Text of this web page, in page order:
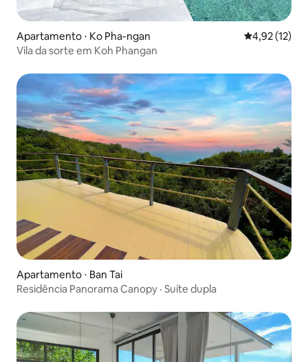
Apartamento ⋅ Ko Pha-ngan 4,92 de uma
4,92 (12)
Vila da sorte em Koh Phangan
Apartamento ⋅ Ban Tai
Residência Panorama Canopy · Suíte dupla